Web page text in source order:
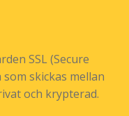
SSL (Secure
skickas mellan
och krypterad.